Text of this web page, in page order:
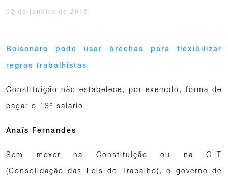
02 de janeiro de 2019
Bolsonaro pode usar brechas para flexibilizar
regras trabalhistas
Constituição não estabelece, por exemplo, forma de
pagar o 13º salário
Anaïs Fernandes
Sem mexer na Constituição ou na CLT
(Consolidação das Leis do Trabalho), o governo de